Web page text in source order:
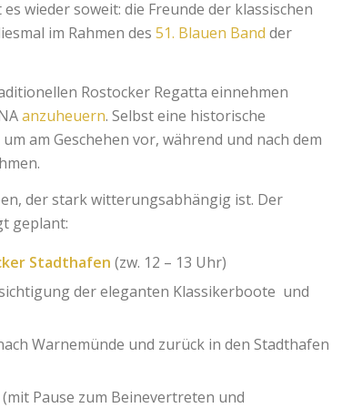
wieder soweit: die Freunde der klassischen
im Rahmen des 51. Blauen Band der
Rostocker Regatta einnehmen
anzuheuern. Selbst eine historische
am Geschehen vor, während und nach dem
der stark witterungsabhängig ist. Der
geplant:
Stadthafen (zw. 12 – 13 Uhr)
der eleganten Klassikerboote und
Warnemünde und zurück in den Stadthafen
Pause zum Beinevertreten und